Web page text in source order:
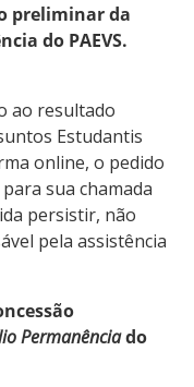
preliminar da
do PAEVS.
ao resultado
Estudantis
online, o pedido
sua chamada
persistir, não
pela assistência
Permanênciado